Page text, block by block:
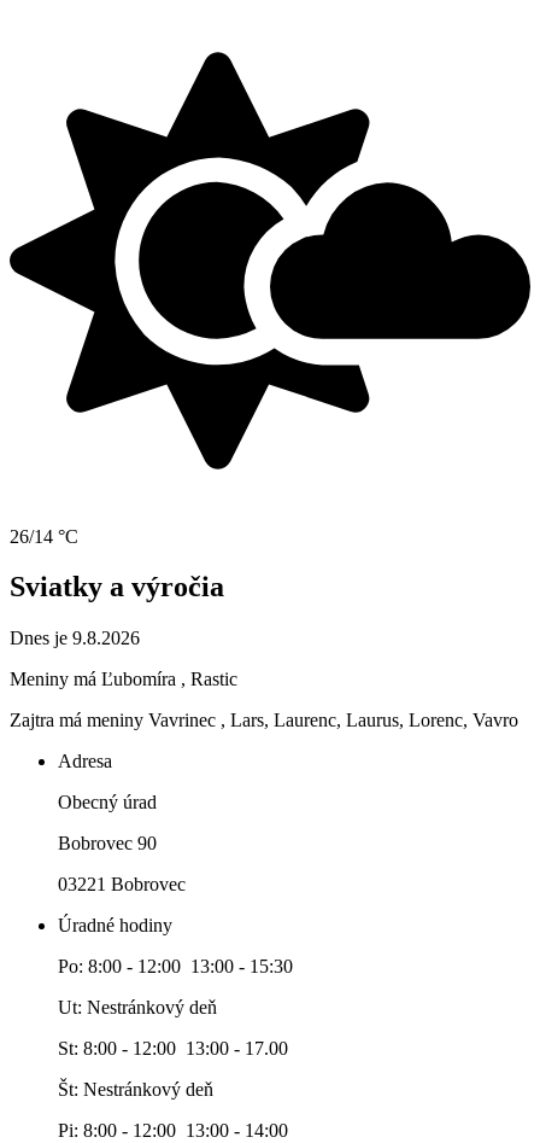
26/14 °C
Sviatky a výročia
Dnes je 9.8.2026
Meniny má Ľubomíra , Rastic
Zajtra má meniny Vavrinec , Lars, Laurenc, Laurus, Lorenc, Vavro
Adresa
Obecný úrad
Bobrovec 90
03221 Bobrovec
Úradné hodiny
Po: 8:00 - 12:00 13:00 - 15:30
Ut: Nestránkový deň
St: 8:00 - 12:00 13:00 - 17.00
Št: Nestránkový deň
Pi: 8:00 - 12:00 13:00 - 14:00